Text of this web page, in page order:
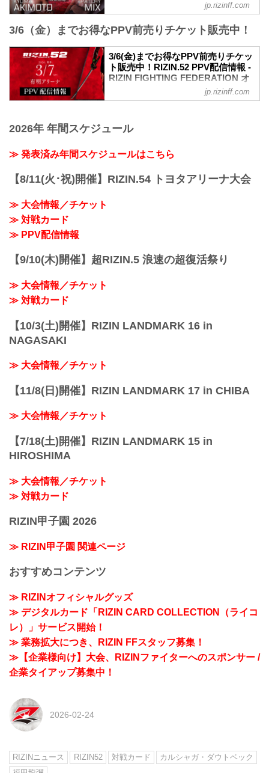
開催日時
2026年3月7日（土）12:30開場（予定）／
14:00開始（予定）
※開場・開始時間は予定です。決定次第
RIZIN FFオフィシャルサイトにてご案内
します。
会場
TOKYO ARIAKE ARENA｜「東京有明ア
東京有明アリーナ(TOKYO ARIAKE
秋元強真 vs. パッチー・ミックス
秋元強真 vs. パッチー・ミックス
RIZIN MMAルール：5分3R（49.0kg）
大島沙緒里 vs. ケイト・ロータス
ルイス・グスタボ vs. 桜庭大世
RIZIN MMAルール：5分3R（71.0kg）
ルイス・グスタボ vs. 桜庭大世
征矢貴 vs. トニー・ララ...
jp.rizinff.com
3/6（金）までお得なPPV前売りチケット販売中！
3/6(金)までお得なPPV前売りチケッ
ト販売中！RIZIN.52 PPV配信情報 -
RIZIN FIGHTING FEDERATION オ
LIVE、ABEMA、U-NEXTにて販売がスタ
売開始）
お得なPPV前売りチケットは、大会前日
の3月6日（金）23:59まで販売！
会場に来られない方、また会場にも行く
jp.rizinff.com
2026年 年間スケジュール
≫ 発表済み年間スケジュールはこちら
【8/11(火･祝)開催】RIZIN.54 トヨタアリーナ大会
≫ 大会情報／チケット
≫ 対戦カード
≫ PPV配信情報
【9/10(木)開催】超RIZIN.5 浪速の超復活祭り
≫ 大会情報／チケット
≫ 対戦カード
【10/3(土)開催】RIZIN LANDMARK 16 in
NAGASAKI
≫ 大会情報／チケット
【11/8(日)開催】RIZIN LANDMARK 17 in CHIBA
≫ 大会情報／チケット
【7/18(土)開催】RIZIN LANDMARK 15 in
HIROSHIMA
≫ 大会情報／チケット
≫ 対戦カード
RIZIN甲子園 2026
≫ RIZIN甲子園 関連ページ
おすすめコンテンツ
≫ RIZINオフィシャルグッズ
≫ デジタルカード「RIZIN CARD COLLECTION（ライコ
レ）」サービス開始！
≫ 業務拡大につき、RIZIN FFスタッフ募集！
≫【企業様向け】大会、RIZINファイターへのスポンサー /
企業タイアップ募集中！
2026-02-24
RIZINニュース RIZIN52 対戦カード
カルシャガ・ダウトベック